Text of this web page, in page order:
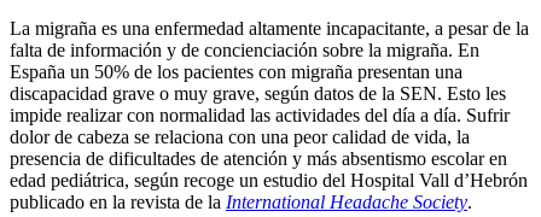
La migraña es una enfermedad altamente incapacitante, a pesar de la
falta de información y de concienciación sobre la migraña. En
España un 50% de los pacientes con migraña presentan una
discapacidad grave o muy grave, según datos de la SEN. Esto les
impide realizar con normalidad las actividades del día a día. Sufrir
dolor de cabeza se relaciona con una peor calidad de vida, la
presencia de dificultades de atención y más absentismo escolar en
edad pediátrica, según recoge un estudio del Hospital Vall d’Hebrón
publicado en la revista de la International Headache Society.